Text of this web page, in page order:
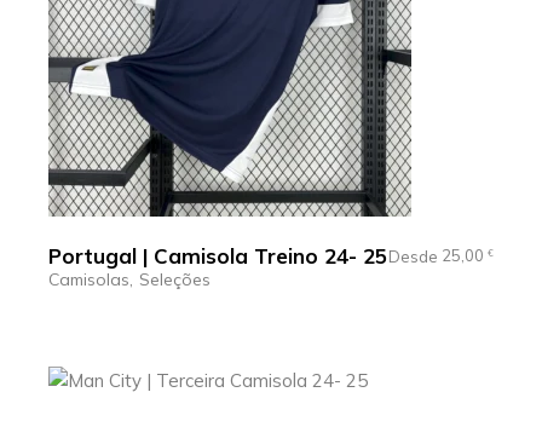
Portugal | Camisola Treino 24- 25Desde 25,00 €
Camisolas Seleções